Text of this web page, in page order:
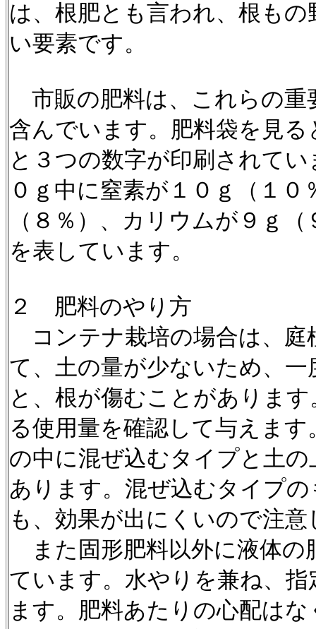
は、根肥とも言われ、根も
い要素です。
市販の肥料は、これらの重
含んでいます。肥料袋を見
と３つの数字が印刷されて
０ｇ中に窒素が１０ｇ（１０
（８％）、カリウムが９ｇ
を表しています。
２ 肥料のやり方
コンテナ栽培の場合は、庭
て、土の量が少ないため、
と、根が傷むことがありま
る使用量を確認して与えま
の中に混ぜ込むタイプと土
あります。混ぜ込むタイプ
も、効果が出にくいので注
また固形肥料以外に液体の
ています。水やりを兼ね、
ます。肥料あたりの心配は